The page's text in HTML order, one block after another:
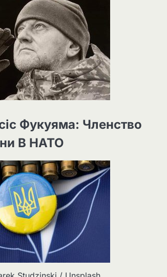
Фукуяма: Членство
В НАТО